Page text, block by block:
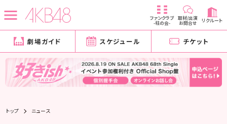
ファンクラブ
-柱の会-
取材/出演
お問合せ リクルート
劇場ガイド スケジュール チケット
トップ ニュース